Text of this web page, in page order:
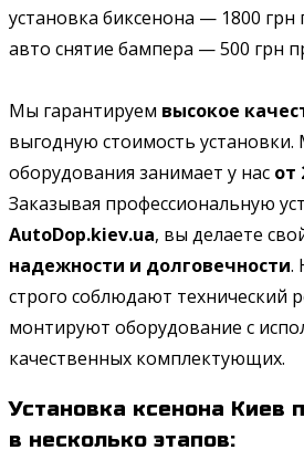
установка биксенона — 1800
авто снятие бампера — 500 грн
Мы гарантируем высокое
выгодную стоимость
оборудования занимает у нас от
Заказывая профессиональную
AutoDop.kiev.ua, вы делаете
надежности и долговечности.
строго соблюдают технический
монтируют оборудование с
качественных комплектующих.
Установка ксенона Киев
в несколько этапов: